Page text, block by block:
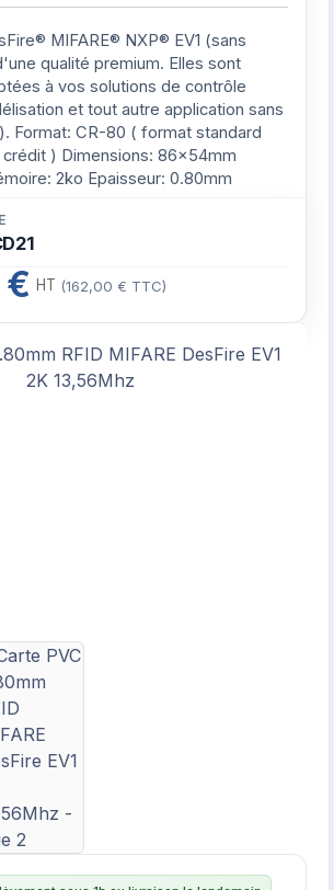
MIFARE® NXP® EV1 (sans
qualité premium. Elles sont
à vos solutions de contrôle
et tout autre application sans
Format: CR-80 ( format standard
) Dimensions: 86x54mm
2ko Epaisseur: 0.80mm
€ HT (162,00 € TTC)